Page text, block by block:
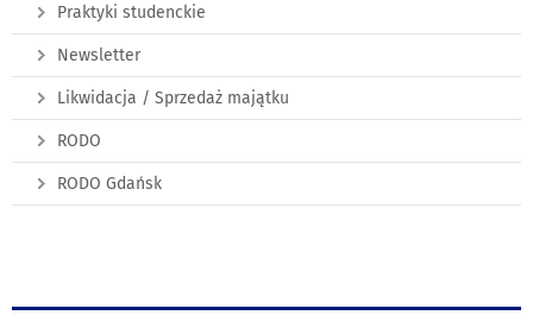
Praktyki studenckie
Newsletter
Likwidacja / Sprzedaż majątku
RODO
RODO Gdańsk